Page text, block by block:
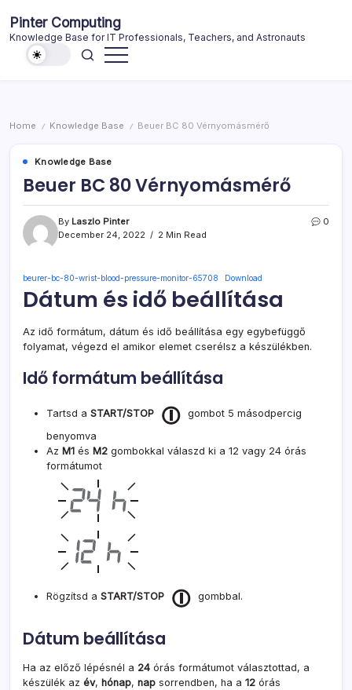
content
Pinter Computing
Knowledge Base for IT Professionals, Teachers, and Astronauts
Home / Knowledge Base / Beuer BC 80 Vérnyomásmérő
Knowledge Base
Beuer BC 80 Vérnyomásmérő
By Laszlo Pinter
December 24, 2022
2 Min Read
0
beurer-bc-80-wrist-blood-pressure-monitor-65708 Download
Dátum és idő beállítása
Az idő formátum, dátum és idő beállítása egy egybefüggő
folyamat, végezd el amikor elemet cserélsz a készülékben.
Idő formátum beállítása
Tartsd a START/STOP
gombot 5 másodpercig
benyomva
Az M1 és M2 gombokkal válaszd ki a 12 vagy 24 órás
formátumot
Rögzítsd a START/STOP gombbal.
Dátum beállítása
Ha az előző lépésnél a 24 órás formátumot választottad, a
készülék az év, hónap, nap sorrendben, ha a 12 órás